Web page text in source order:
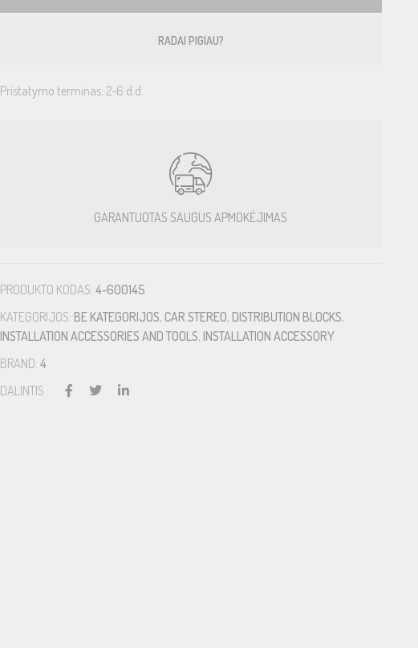
RADAI PIGIAU?
Pristatymo terminas: 2-6 d.d.
GARANTUOTAS SAUGUS APMOKĖJIMAS
PRODUKTO KODAS: 4-600145
KATEGORIJOS: BE KATEGORIJOS, CAR STEREO, DISTRIBUTION BLOCKS,
INSTALLATION ACCESSORIES AND TOOLS, INSTALLATION ACCESSORY
BRAND: 4
DALINTIS :